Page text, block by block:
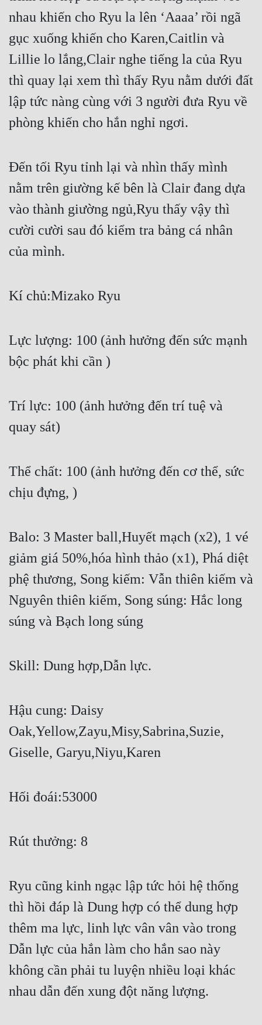
nhau khiến cho Ryu la lên ‘Aaaa’ rồi ngã
gục xuống khiến cho Karen,Caitlin và
Lillie lo lắng,Clair nghe tiếng la của Ryu
thì quay lại xem thì thấy Ryu nằm dưới đất
lập tức nàng cùng với 3 người đưa Ryu về
phòng khiến cho hắn nghỉ ngơi.
Đến tối Ryu tỉnh lại và nhìn thấy mình
nằm trên giường kế bên là Clair đang dựa
vào thành giường ngủ,Ryu thấy vậy thì
cười cười sau đó kiểm tra bảng cá nhân
của mình.
Kí chủ:Mizako Ryu
Lực lượng: 100 (ảnh hưởng đến sức mạnh
bộc phát khi cần )
Trí lực: 100 (ảnh hưởng đến trí tuệ và
quay sát)
Thể chất: 100 (ảnh hưởng đến cơ thể, sức
chịu đựng, )
Balo: 3 Master ball,Huyết mạch (x2), 1 vé
giảm giá 50%,hóa hình thảo (x1), Phá diệt
phệ thương, Song kiếm: Vẫn thiên kiếm và
Nguyên thiên kiếm, Song súng: Hắc long
súng và Bạch long súng
Skill: Dung hợp,Dẫn lực.
Hậu cung: Daisy
Oak,Yellow,Zayu,Misy,Sabrina,Suzie,
Giselle, Garyu,Niyu,Karen
Hối đoái:53000
Rút thưởng: 8
Ryu cũng kinh ngạc lập tức hỏi hệ thống
thì hồi đáp là Dung hợp có thể dung hợp
thêm ma lực, linh lực vân vân vào trong
Dẫn lực của hắn làm cho hắn sao này
không cần phải tu luyện nhiều loại khác
nhau dẫn đến xung đột năng lượng.